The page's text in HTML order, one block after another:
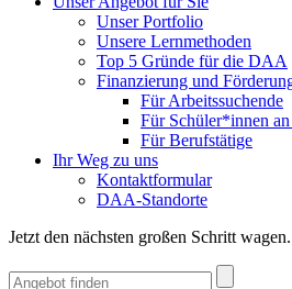
Unser Portfolio
Unsere Lernmethoden
Top 5 Gründe für die DAA
Finanzierung und
Für Arbeitssuchende
Für Schüler*innen an
Für Berufstätige
Ihr Weg zu uns
Kontaktformular
DAA-Standorte
Jetzt den nächsten großen Schritt wagen.